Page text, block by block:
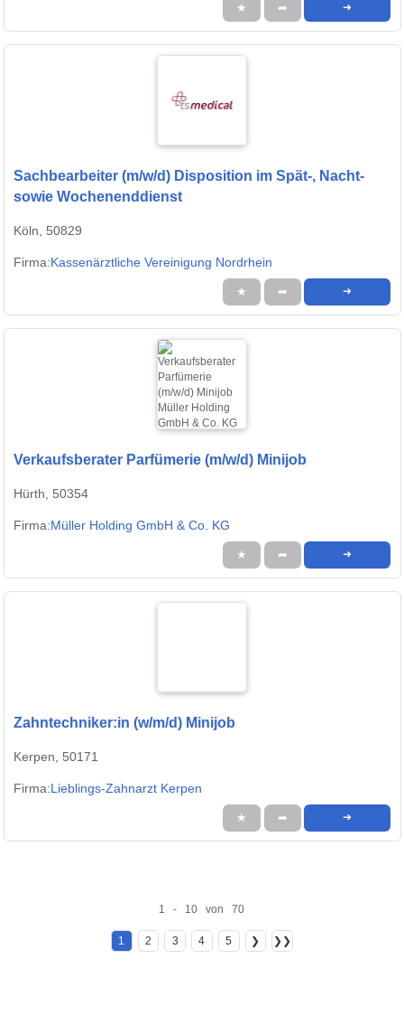
★ ➦ ➜
Sachbearbeiter (m/w/d) Disposition im Spät-, Nacht-
sowie Wochenenddienst
Köln, 50829
Firma:Kassenärztliche Vereinigung Nordrhein
★ ➦ ➜
Verkaufsberater Parfümerie (m/w/d) Minijob
Hürth, 50354
Firma:Müller Holding GmbH & Co. KG
★ ➦ ➜
Zahntechniker:in (w/m/d) Minijob
Kerpen, 50171
Firma:Lieblings-Zahnarzt Kerpen
★ ➦ ➜
1 - 10 von 70
1 2 3 4 5 ❯ ❯❯